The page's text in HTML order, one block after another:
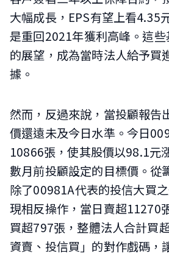
大幅成長，EPS有望上看4.35
是重回2021年獲利高峰。這
的展望，成為當時法人給予買
據。
然而，反過來說，當投顧報告
價還遠未及今日水準。今日
10866張，使其股價以98.1元
數月前投顧設定的目標價。從
除了00981A代表的投信大買
現相反操作，當日賣超11270
買超797張，整體法人合計買
資賣、投信買」的對作戲碼，